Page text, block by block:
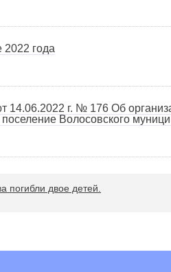
2022 года
г. № 176 Об
поселение Волосовского
погибли двое детей.